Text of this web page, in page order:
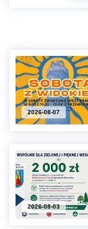
2026-08-07
2026-08-03